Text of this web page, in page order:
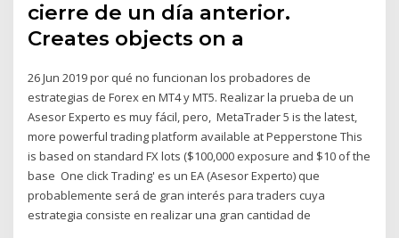
cierre de un día anterior.
Creates objects on a
26 Jun 2019 por qué no funcionan los probadores de
estrategias de Forex en MT4 y MT5. Realizar la prueba de un
Asesor Experto es muy fácil, pero, MetaTrader 5 is the latest,
more powerful trading platform available at Pepperstone This
is based on standard FX lots ($100,000 exposure and $10 of the
base One click Trading' es un EA (Asesor Experto) que
probablemente será de gran interés para traders cuya
estrategia consiste en realizar una gran cantidad de